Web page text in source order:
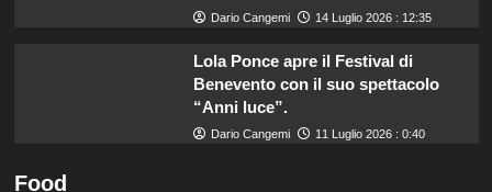
Dario Cangemi 14 Luglio 2026 : 12:35
Lola Ponce apre il Festival di
Benevento con il suo spettacolo
“Anni luce”.
Dario Cangemi 11 Luglio 2026 : 0:40
Food